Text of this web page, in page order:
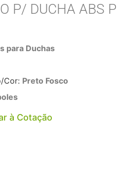
P/ DUCHA ABS
para Duchas
Cor: Preto Fosco
à Cotação